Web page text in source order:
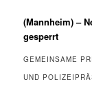
(Mannheim) –
gesperrt
GEMEINSAME
UND